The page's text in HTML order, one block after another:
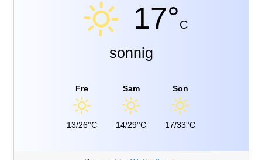
17°C
sonnig
Fre
13/26°C
Sam
14/29°C
Son
17/33°C